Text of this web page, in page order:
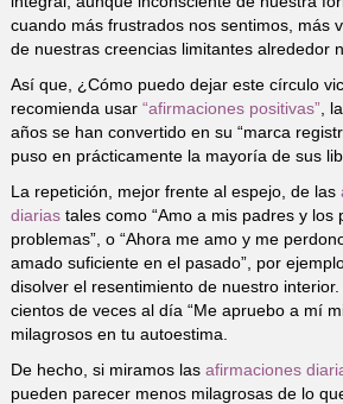
cuando más frustrados nos sentimos, más
de nuestras creencias limitantes alrededor
Así que, ¿Cómo puedo dejar este círculo
recomienda usar “afirmaciones positivas”,
años se han convertido en su “marca
puso en prácticamente la mayoría de sus
La repetición, mejor frente al espejo, de las
diariastales como “Amo a mis padres y los
problemas”, o “Ahora me amo y me
amado suficiente en el pasado”, por
disolver el resentimiento de nuestro
cientos de veces al día “Me apruebo a mí
milagrosos en tu autoestima.
De hecho, si miramos las afirmaciones
pueden parecer menos milagrosas de lo